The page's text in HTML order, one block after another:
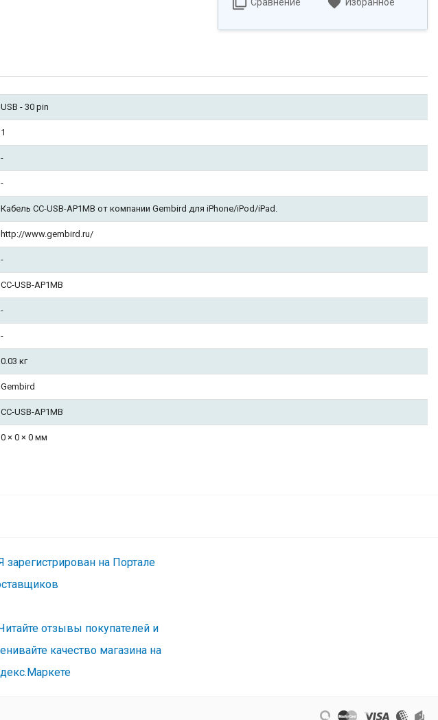
USB - 30 pin
1
-
-
Кабель CC-USB-AP1MB от компании Gembird для iPhone/iPod/iPad.
http://www.gembird.ru/
-
CC-USB-AP1MB
-
-
0.03 кг
Gembird
CC-USB-AP1MB
0 × 0 × 0 мм